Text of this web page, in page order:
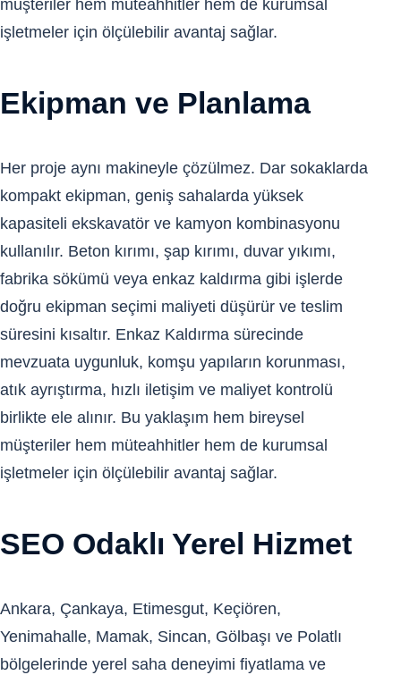
müşteriler hem müteahhitler hem de kurumsal
işletmeler için ölçülebilir avantaj sağlar.
Ekipman ve Planlama
Her proje aynı makineyle çözülmez. Dar sokaklarda
kompakt ekipman, geniş sahalarda yüksek
kapasiteli ekskavatör ve kamyon kombinasyonu
kullanılır. Beton kırımı, şap kırımı, duvar yıkımı,
fabrika sökümü veya enkaz kaldırma gibi işlerde
doğru ekipman seçimi maliyeti düşürür ve teslim
süresini kısaltır. Enkaz Kaldırma sürecinde
mevzuata uygunluk, komşu yapıların korunması,
atık ayrıştırma, hızlı iletişim ve maliyet kontrolü
birlikte ele alınır. Bu yaklaşım hem bireysel
müşteriler hem müteahhitler hem de kurumsal
işletmeler için ölçülebilir avantaj sağlar.
SEO Odaklı Yerel Hizmet
Ankara, Çankaya, Etimesgut, Keçiören,
Yenimahalle, Mamak, Sincan, Gölbaşı ve Polatlı
bölgelerinde yerel saha deneyimi fiyatlama ve